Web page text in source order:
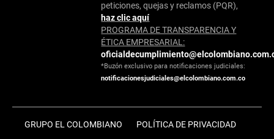
peticiones, quejas y reclamos (PQR),
haz clic aquí
PROGRAMA DE TRANSPARENCIA Y
ÉTICA EMPRESARIAL:
*Buzón exclusivo para notificaciones judiciales:
notificacionesjudiciales@elcolombiano.com.co
GRUPO EL COLOMBIANO POLÍTICA DE PRIVACIDAD